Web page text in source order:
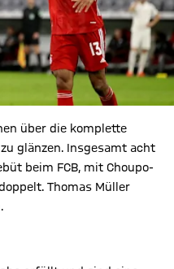
über die komplette
glänzen. Insgesamt acht
beim FCB, mit Choupo-
Thomas Müller